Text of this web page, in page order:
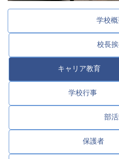
学校
校長
キャリア教育
学校行事 生
部
保護者